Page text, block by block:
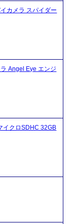
カメラ スパイダー
Angel Eye エンジ
イクロSDHC 32GB